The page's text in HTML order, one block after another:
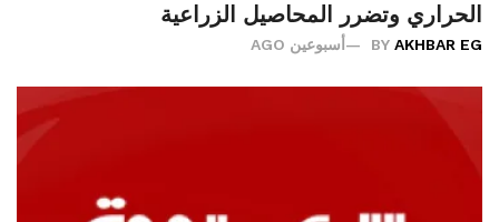
الحراري وتضرر المحاصيل الزراعية
BY AKHBAR EG أسبوعين AGO